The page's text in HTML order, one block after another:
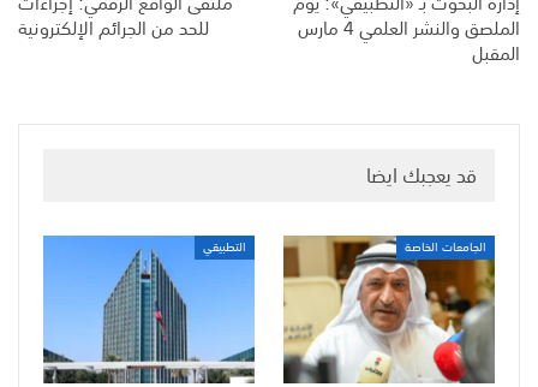
الملصق والنشر العلمي 4 مارس
المقبل
للحد من الجرائم الإلكترونية
قد يعجبك ايضا
الجامعات الخاصة التطبيقي